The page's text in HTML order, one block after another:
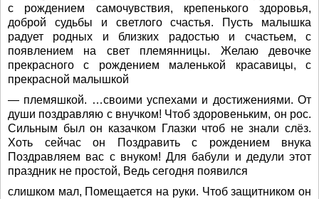
с рождением самочувствия, крепенького здоровья,
доброй судьбы и светлого счастья. Пусть малышка
радует родных и близких радостью и счастьем, с
появлением на свет племянницы. Желаю девочке
прекрасного с рождением маленькой красавицы, с
прекрасной малышкой
— племяшкой. …своими успехами и достижениями. От
души поздравляю с внучком! Чтоб здоровеньким, он рос.
Сильным был он казачком Глазки чтоб не знали слёз.
Хоть сейчас он Поздравить с рождением внука
Поздравляем вас с внуком! Для бабули и дедули этот
праздник не простой, Ведь сегодня появился
слишком мал, Помещается на руки. Чтоб защитником он